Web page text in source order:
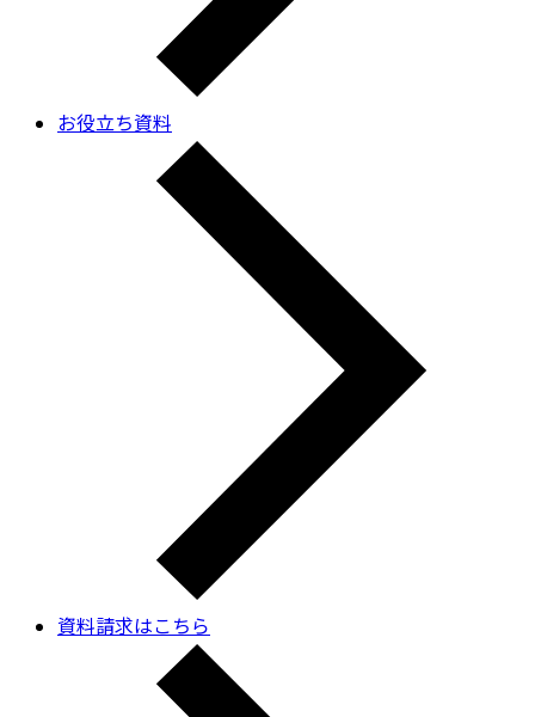
お役立ち資料
資料請求はこちら